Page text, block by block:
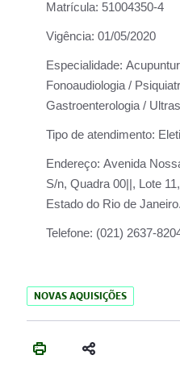
Matrícula: 51004350-4
Vigência: 01/05/2020
Especialidade:
Fonoaudiologia /
Gastroenterologia /
Tipo de atendimento:
Endereço: Avenida
S/n, Quadra 00||, Lote
Estado do Rio de Janeiro.
Telefone: (021) 2637-
NOVAS AQUISIÇÕES